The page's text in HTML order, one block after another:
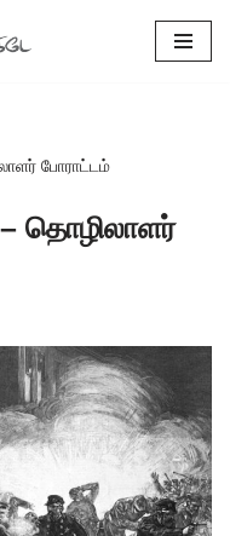
போராட்டம்
– தொழிலாளர்